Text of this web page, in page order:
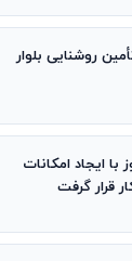
روشنایی بلوار
با ایجاد امکانات
قرار گرفت